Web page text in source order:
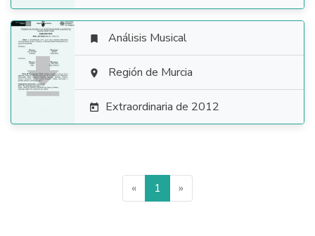

 Análisis Musical
 Región de Murcia
 Extraordinaria de 2012
« 1 »